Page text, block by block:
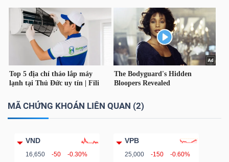
MÃ CHỨNG KHOÁN LIÊN QUAN (2)
VND
16,650 -50 -0.30%
VPB
25,000 -150 -0.60%
TÀI
CHÍNH
NHÂN
VIETSTOCKFINANCE